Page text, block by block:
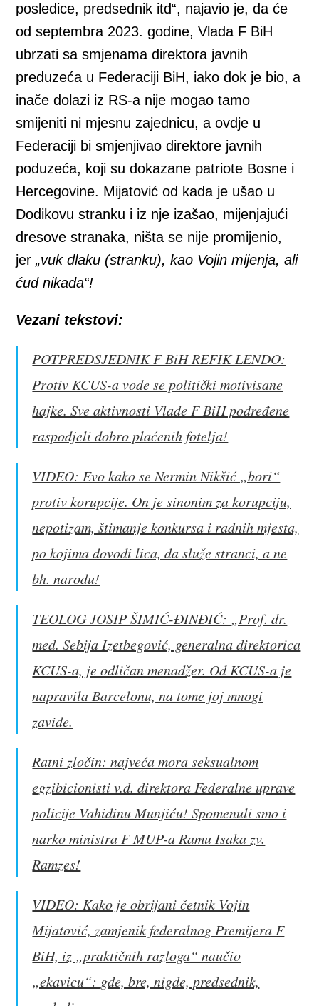
posledice, predsednik itd“, najavio je, da će
od septembra 2023. godine, Vlada F BiH
ubrzati sa smjenama direktora javnih
preduzeća u Federaciji BiH, iako dok je bio, a
inače dolazi iz RS-a nije mogao tamo
smijeniti ni mjesnu zajednicu, a ovdje u
Federaciji bi smjenjivao direktore javnih
poduzeća, koji su dokazane patriote Bosne i
Hercegovine. Mijatović od kada je ušao u
Dodikovu stranku i iz nje izašao, mijenjajući
dresove stranaka, ništa se nije promijenio,
jer„vuk dlaku (stranku), kao Vojin mijenja, ali
ćud nikada“!
Vezani tekstovi:
POTPREDSJEDNIK F BiH REFIK LENDO:
Protiv KCUS-a vode se politički motivisane
hajke. Sve aktivnosti Vlade F BiH podređene
raspodjeli dobro plaćenih fotelja!
VIDEO: Evo kako se Nermin Nikšić „bori“
protiv korupcije. On je sinonim za korupciju,
nepotizam, štimanje konkursa i radnih mjesta,
po kojima dovodi lica, da služe stranci, a ne
bh. narodu!
TEOLOG JOSIP ŠIMIĆ-ĐINĐIĆ: „Prof. dr.
med. Sebija Izetbegović, generalna direktorica
KCUS-a, je odličan menadžer. Od KCUS-a je
napravila Barcelonu, na tome joj mnogi
zavide.
Ratni zločin: najveća mora seksualnom
egzibicionisti v.d. direktora Federalne uprave
policije Vahidinu Munjiću! Spomenuli smo i
narko ministra F MUP-a Ramu Isaka zv.
Ramzes!
VIDEO: Kako je obrijani četnik Vojin
Mijatović, zamjenik federalnog Premijera F
BiH, iz „praktičnih razloga“ naučio
„ekavicu“: gde, bre, nigde, predsednik,